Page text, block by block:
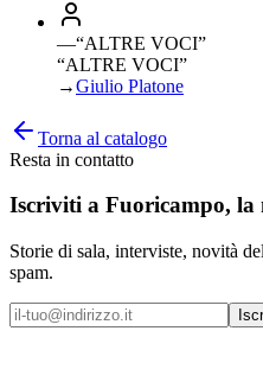
—“ALTRE VOCI”
“ALTRE VOCI”
→Giulio Platone
Torna al catalogo
Resta in contatto
Iscriviti a Fuoricampo, la
Storie di sala, interviste, novità
spam.